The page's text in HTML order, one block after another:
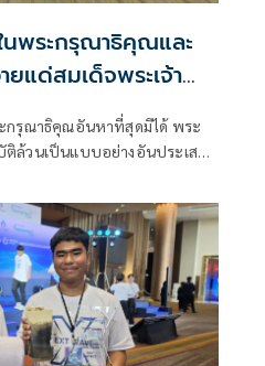
พระกรุณาธิคุณและ
แด่สมเด็จพระเจ้า
กรุณาธิคุณอันหาที่สุดมิได้ พระ
ล้วนเป็นแบบอย่างอันประเสริฐ
รำลึกและสานต่อเจตนารมณ์